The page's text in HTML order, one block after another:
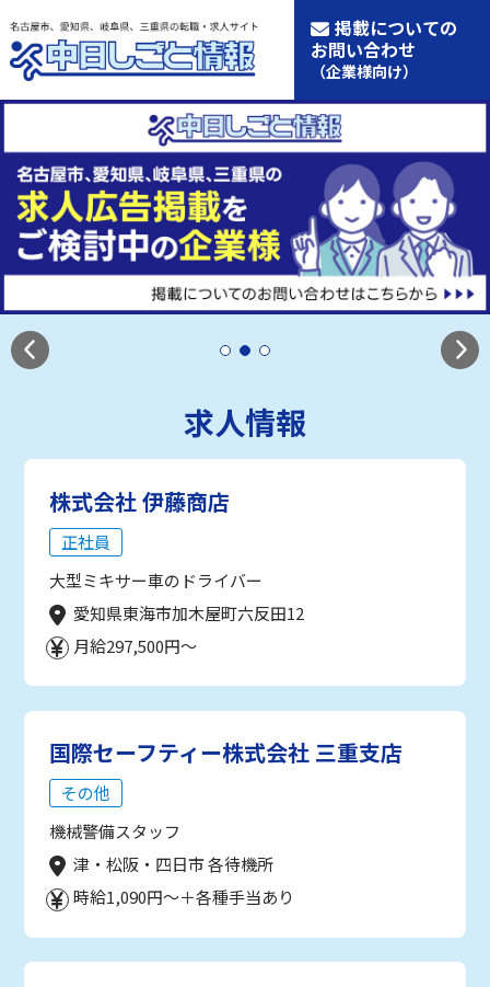
掲載についての
お問い合わせ
（企業様向け）
求人情報
株式会社 伊藤商店
正社員
大型ミキサー車のドライバー
愛知県東海市加木屋町六反田12
月給297,500円～
国際セーフティー株式会社 三重支店
その他
機械警備スタッフ
津・松阪・四日市 各待機所
時給1,090円～＋各種手当あり